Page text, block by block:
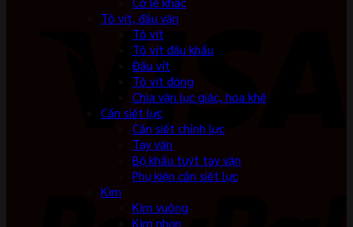
Tô vít, đầu vặn
Tô vít
Tô vít đầu khẩu
Đầu vít
Tô vít đóng
Chìa vặn lục giác, hoa khế
Cần siết lực
Cần siết chỉnh lực
Tay vặn
Bộ khẩu tuýt tay vặn
Phụ kiện cần siết lực
Kìm
Kìm vuông
Kìm nhọn